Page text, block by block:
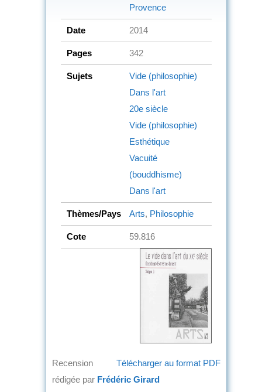
Provence
Date 2014
Pages 342
Sujets
Vide (philosophie)
Dans l'art
20e siècle
Vide (philosophie)
Esthétique
Vacuité
(bouddhisme)
Dans l'art
Thèmes/Pays Arts, Philosophie
Cote 59.816
Télécharger au format PDF
Recension
rédigée par Frédéric Girard